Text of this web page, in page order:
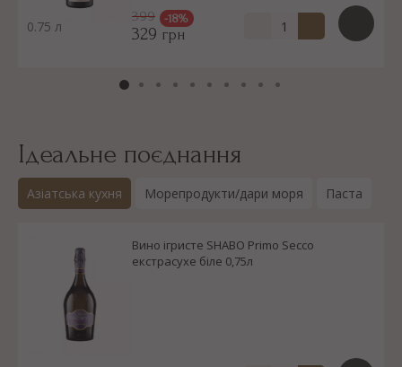
0.75 л
399 -18%
329 грн
Ідеальне поєднання
Азіатська кухня Морепродукти/дари моря Паста
Вино ігристе SHABO Primo Secco
екстрасухе біле 0,75л